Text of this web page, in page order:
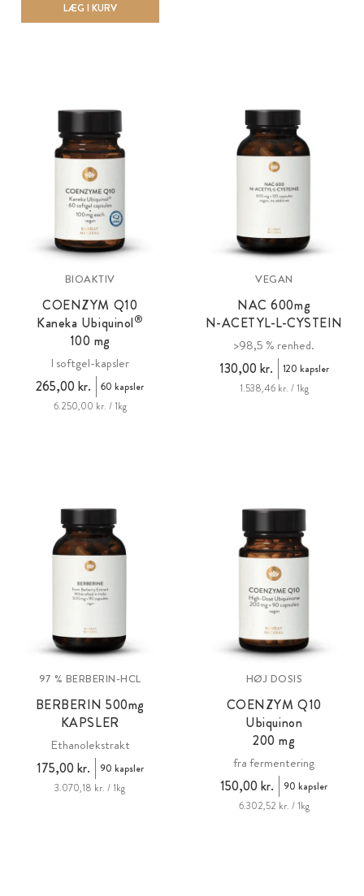
LÆG I KURV
BIOAKTIV
COENZYM Q10
Kaneka Ubiquinol®
100 mg
I softgel-kapsler
265,00 kr.
60 kapsler
6.250,00 kr. / 1kg
VEGAN
NAC 600mg
N-ACETYL-L-CYSTEIN
>98,5 % renhed.
130,00 kr.
120 kapsler
1.538,46 kr. / 1kg
97 % BERBERIN-HCL
BERBERIN 500mg
KAPSLER
Ethanolekstrakt
175,00 kr.
90 kapsler
3.070,18 kr. / 1kg
HØJ DOSIS
COENZYM Q10
Ubiquinon
200 mg
fra fermentering
150,00 kr.
90 kapsler
6.302,52 kr. / 1kg